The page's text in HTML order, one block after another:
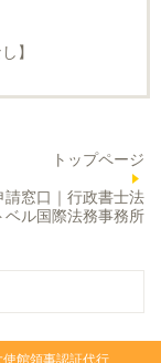
】
トップページ
窓口｜行政書士法
ベル国際法務事務所
館領事認証代行